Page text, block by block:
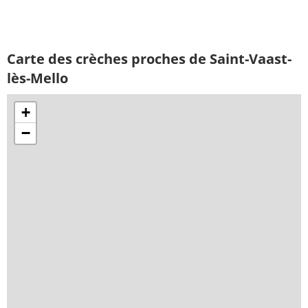
Carte des crèches proches de Saint-Vaast-
lès-Mello
+
−